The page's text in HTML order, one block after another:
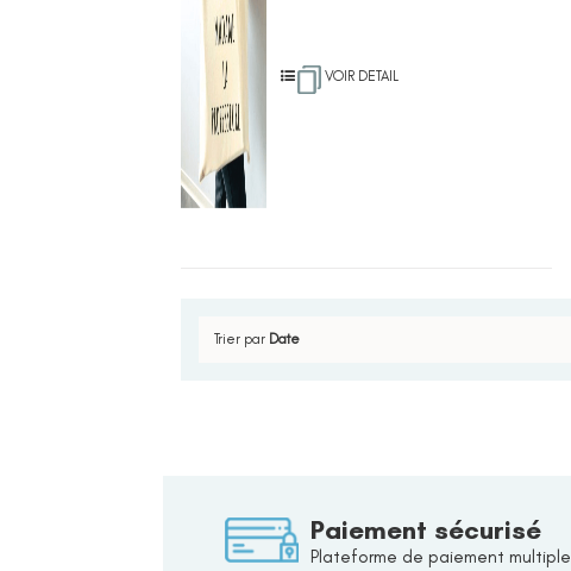
VOIR DETAIL
Trier par Date
Paiement sécurisé
Plateforme de paiement multiple